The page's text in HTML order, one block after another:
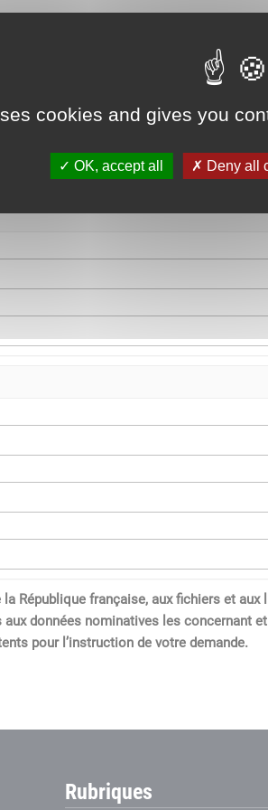
cookies and gives you
OK, accept all Deny all
République française, aux fichiers et
données nominatives les
pour l’instruction de votre demande.
Rubriques